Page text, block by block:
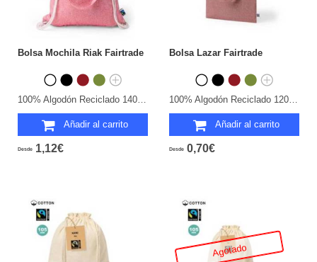
Bolsa Mochila Riak Fairtrade
Añadir al carrito
Desde 1,12€
Bolsa Lazar Fairtrade
Añadir al carrito
Desde 0,70€
Agotado